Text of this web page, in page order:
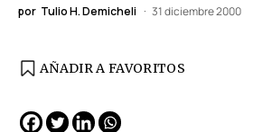
por Tulio H. Demicheli 31 diciembre 2000
AÑADIR A FAVORITOS